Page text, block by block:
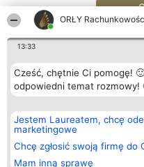
ORŁY
13:33
Cześć, chętnie Ci pomogę!
odpowiedni temat rozmowy!
Jestem Laureatem, chcę
marketingowe
Chcę zgłosić swoją firmę do
Mam inną sprawę
Organizator plebiscytu
Bright Side Solutions sp. z o.
o. sp. k.
ul. Ruska 22
Wrocław 50-079
KRS 0000749100 | Regon